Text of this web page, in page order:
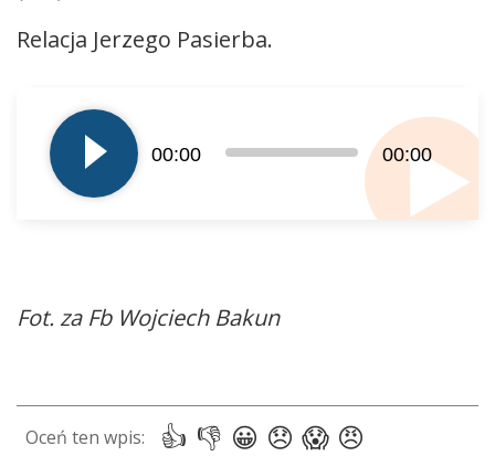
Relacja Jerzego Pasierba.
plików
dźwiękowych
00:00 00:00
Fot. za Fb Wojciech Bakun